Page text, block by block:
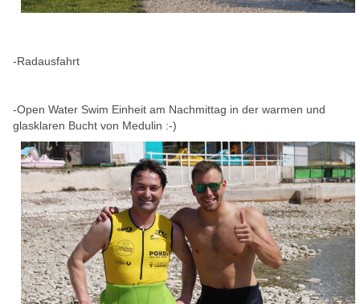
-Radausfahrt
-Open Water Swim Einheit am Nachmittag in der warmen und
glasklaren Bucht von Medulin :-)